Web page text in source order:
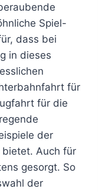
Spiel-
dass bei
in dieses
für
für die
der
bietet. Auch für
gesorgt. So
der